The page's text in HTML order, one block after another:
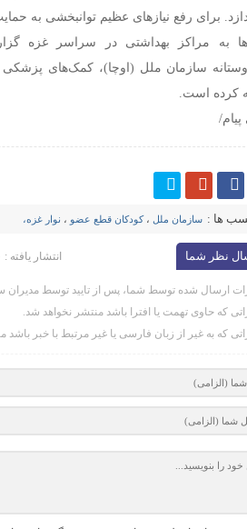
برای رفع نیاز‌های عظیم توانبخشی به
به مراکز بهداشتی در سراسر غزه
سازمان ملل (اوچا)، کمک‌های
کرده است.
پیام/
ها : سازمان ملل ،کودکان قطع عضو ، نوار غزه،
نظر شما انتشار یافته : ۰
ارسال شده توسط شما، پس از تایید توسط مدیران
که حاوی تهمت یا افترا باشد منتشر نخواهد شد.
که به غیر از زبان فارسی یا غیر مرتبط با خبر باشد